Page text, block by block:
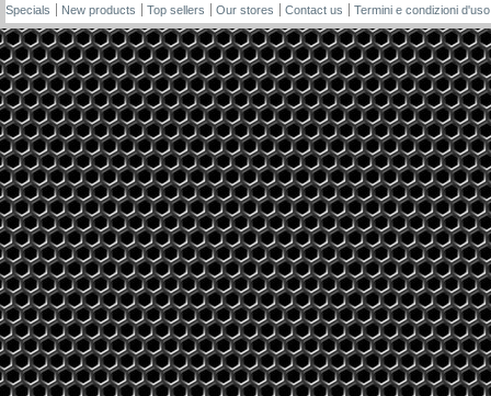
Specials New products Top sellers Our stores Contact us Termini e condizioni d'uso